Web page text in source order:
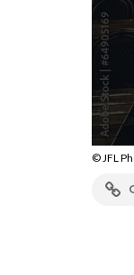
© JFL